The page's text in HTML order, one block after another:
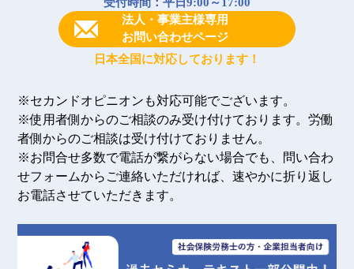
受付時間：平日9:00～17:00
法人・事業主様専用
お問い合わせページ
日本全国に対応しております！
※セカンドオピニオンも対応可能でございます。
※使用者側からのご相談のみ受け付けております。労働
者側からのご相談は受け付けておりません。
※お問合せ多数で電話が繋がらない場合でも、問い合わ
せフォームからご連絡いただければ、速やかに折り返し
お電話させていただきます。